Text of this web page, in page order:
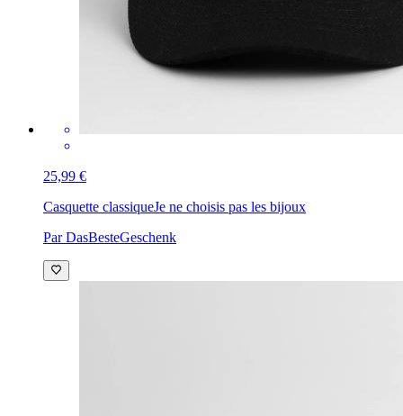
25,99 €
Casquette classiqueJe ne choisis pas les bijoux
Par DasBesteGeschenk